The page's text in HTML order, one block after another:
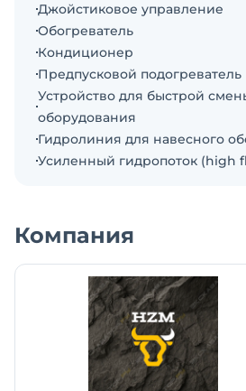
- Цилиндры фронтальной
демпфирования в крайней
опускании - исключает биение
ограничители, снижает
и увеличивает ресурс
- Короткое время рабочего
- Предпусковой прогрев
водяной подогреватель 220В/2,5
- ЖК-монитор бортового
- Кондиционер + отопитель с 8
салонным фильтром.
Основные характеристики
Ковш: 0,45 м³ / БСУ Bob-Tach
Джойстиковое управление
Обогреватель
Кондиционер
Предпусковой подогреватель
Устройство для быстрой
оборудования
Гидролиния для навесного
Усиленный гидропоток (high
Компания